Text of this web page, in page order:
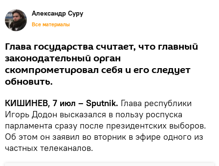
Александр Суру
Все материалы
Глава государства считает, что главный
законодательный орган
скомпрометировал себя и его следует
обновить.
КИШИНЕВ, 7 июл – Sputnik. Глава республики
Игорь Додон высказался в пользу роспуска
парламента сразу после президентских выборов.
Об этом он заявил во вторник в эфире одного из
частных телеканалов.